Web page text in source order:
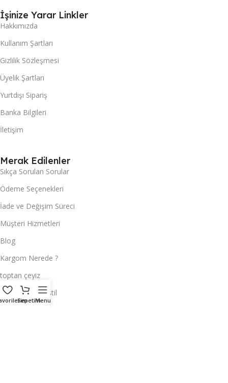
İşinize Yarar Linkler
Hakkımızda
Kullanım Şartları
Gizlilik Sözleşmesi
Üyelik Şartları
Yurtdışı Sipariş
Banka Bilgileri
İletişim
Merak Edilenler
Sıkça Sorulan Sorular
Ödeme Seçenekleri
İade ve Değişim Süreci
Müşteri Hizmetleri
Blog
Kargom Nerede ?
toptan çeyiz
Toptan Ev Tekstil
SepetimMenu